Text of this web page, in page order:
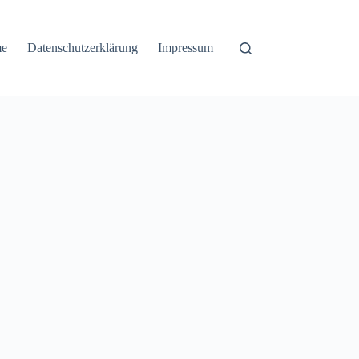
Datenschutzerklärung Impressum